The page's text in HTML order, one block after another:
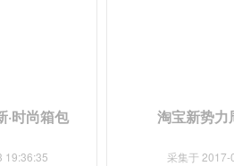
·时尚箱包
19:36:35
淘宝新势力
采集于